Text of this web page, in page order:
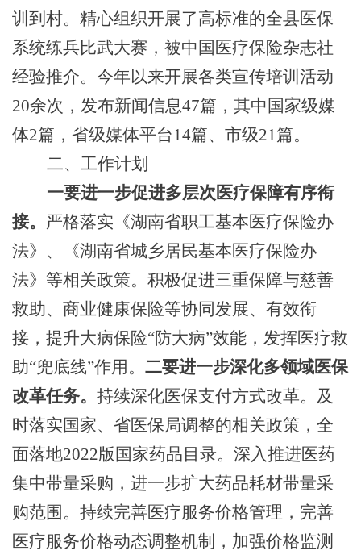
训到村。精心组织开展了高标准的全县医保
系统练兵比武大赛，被中国医疗保险杂志社
经验推介。今年以来开展各类宣传培训活动
20余次，发布新闻信息47篇， 其中 国家级媒
体2篇，省级媒体平台14篇、市级21篇。
二、工作计划
一要进一步促进多层次医疗保障有序衔
接。 严格落实《湖南省职工基本医疗保险办
法》、《湖南省城乡居民基本医疗保险办
法》等相关政策。积极促进三重保障与慈善
救助、商业健康保险等协同发展、有效衔
接，提升大病保险“防大病”效能，发挥医疗救
助“兜底线”作用。 二要进一步深化多领域医保
改革任务。 持续深化医保支付方式改革。及
时落实国家、省医保局调整的相关政策，全
面落地2022版国家药品目录。深入推进医药
集中带量采购，进一步扩大药品耗材带量采
购范围。持续完善医疗服务价格管理，完善
医疗服务价格动态调整机制，加强价格监测